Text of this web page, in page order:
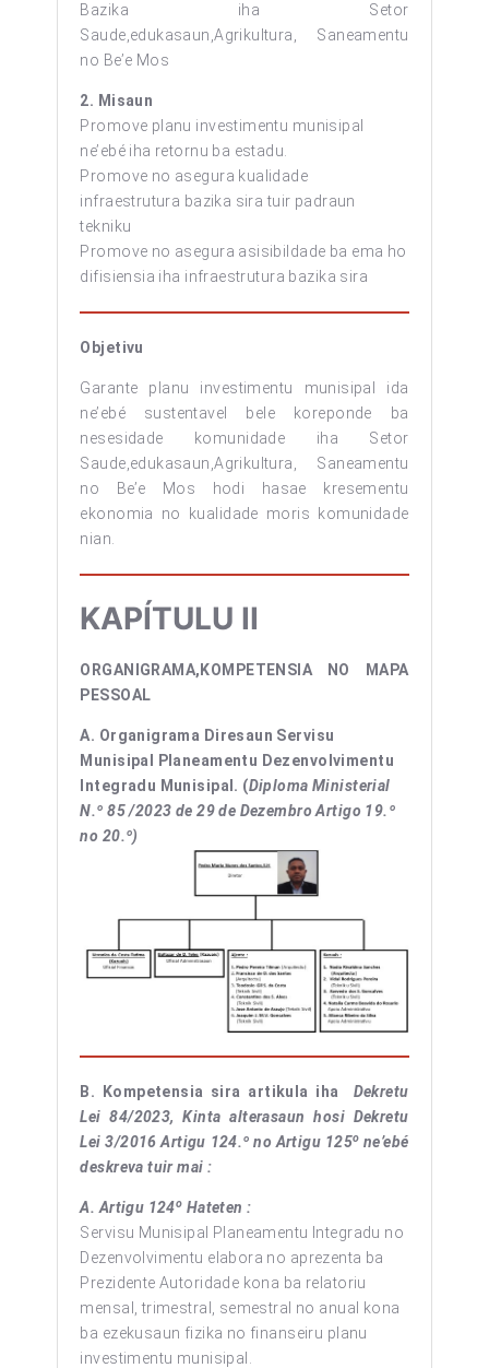
Bazika iha Setor
Saude,edukasaun,Agrikultura, Saneamentu
no Be’e Mos
2. Misaun
Promove planu investimentu munisipal
ne’ebé iha retornu ba estadu.
Promove no asegura kualidade
infraestrutura bazika sira tuir padraun
tekniku
Promove no asegura asisibildade ba ema ho
difisiensia iha infraestrutura bazika sira
Objetivu
Garante planu investimentu munisipal ida
ne’ebé sustentavel bele koreponde ba
nesesidade komunidade iha Setor
Saude,edukasaun,Agrikultura, Saneamentu
no Be’e Mos hodi hasae kresementu
ekonomia no kualidade moris komunidade
nian.
KAPÍTULU II
ORGANIGRAMA,KOMPETENSIA NO MAPA
PESSOAL
A. Organigrama Diresaun Servisu
Munisipal Planeamentu Dezenvolvimentu
Integradu Munisipal. (Diploma Ministerial
N.º 85 /2023 de 29 de Dezembro Artigo 19.º
no 20.º)
B. Kompetensia sira artikula iha
Dekretu
Lei 84/2023, Kinta alterasaun hosi Dekretu
Lei 3/2016 Artigu 124.º no Artigu 125o ne’ebé
deskreva tuir mai :
A. Artigu 124o Hateten :
Servisu Munisipal Planeamentu Integradu no
Dezenvolvimentu elabora no aprezenta ba
Prezidente Autoridade kona ba relatoriu
mensal, trimestral, semestral no anual kona
ba ezekusaun fizika no finanseiru planu
investimentu munisipal.